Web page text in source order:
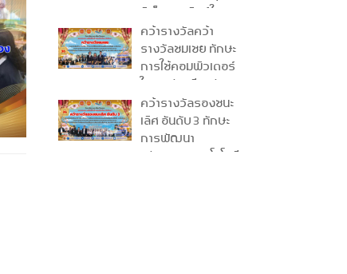
อิเล็กทรอนิกส์ในงาน
อุตสาหกรรม ระดับ
ปวส. ระดับภาคใต้
ครั้งที่ 36
คว้ารางวัลคว้า
รางวัลชมเชย ทักษะ
การใช้คอมพิวเตอร์
ในงานบัญชี ระดับ
ปวช. ระดับภาคใต้
ครั้งที่ 36
คว้ารางวัลรองชนะ
เลิศ อันดับ 3 ทักษะ
การพัฒนา
นวัตกรรมเทคโนโลยี